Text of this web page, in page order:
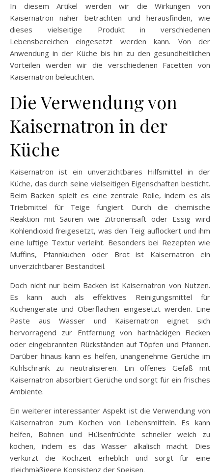
In diesem Artikel werden wir die Wirkungen von
Kaisernatron näher betrachten und herausfinden, wie
dieses vielseitige Produkt in verschiedenen
Lebensbereichen eingesetzt werden kann. Von der
Anwendung in der Küche bis hin zu den gesundheitlichen
Vorteilen werden wir die verschiedenen Facetten von
Kaisernatron beleuchten.
Die Verwendung von
Kaisernatron in der
Küche
Kaisernatron ist ein unverzichtbares Hilfsmittel in der
Küche, das durch seine vielseitigen Eigenschaften besticht.
Beim Backen spielt es eine zentrale Rolle, indem es als
Triebmittel für Teige fungiert. Durch die chemische
Reaktion mit Säuren wie Zitronensaft oder Essig wird
Kohlendioxid freigesetzt, was den Teig auflockert und ihm
eine luftige Textur verleiht. Besonders bei Rezepten wie
Muffins, Pfannkuchen oder Brot ist Kaisernatron ein
unverzichtbarer Bestandteil.
Doch nicht nur beim Backen ist Kaisernatron von Nutzen.
Es kann auch als effektives Reinigungsmittel für
Küchengeräte und Oberflächen eingesetzt werden. Eine
Paste aus Wasser und Kaisernatron eignet sich
hervorragend zur Entfernung von hartnäckigen Flecken
oder eingebrannten Rückständen auf Töpfen und Pfannen.
Darüber hinaus kann es helfen, unangenehme Gerüche im
Kühlschrank zu neutralisieren. Ein offenes Gefäß mit
Kaisernatron absorbiert Gerüche und sorgt für ein frisches
Ambiente.
Ein weiterer interessanter Aspekt ist die Verwendung von
Kaisernatron zum Kochen von Lebensmitteln. Es kann
helfen, Bohnen und Hülsenfrüchte schneller weich zu
kochen, indem es das Wasser alkalisch macht. Dies
verkürzt die Kochzeit erheblich und sorgt für eine
gleichmäßigere Konsistenz der Speisen.